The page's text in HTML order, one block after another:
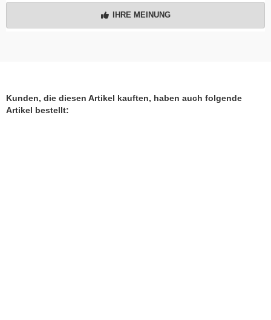
IHRE MEINUNG
Kunden, die diesen Artikel kauften, haben auch folgende
Artikel bestellt: